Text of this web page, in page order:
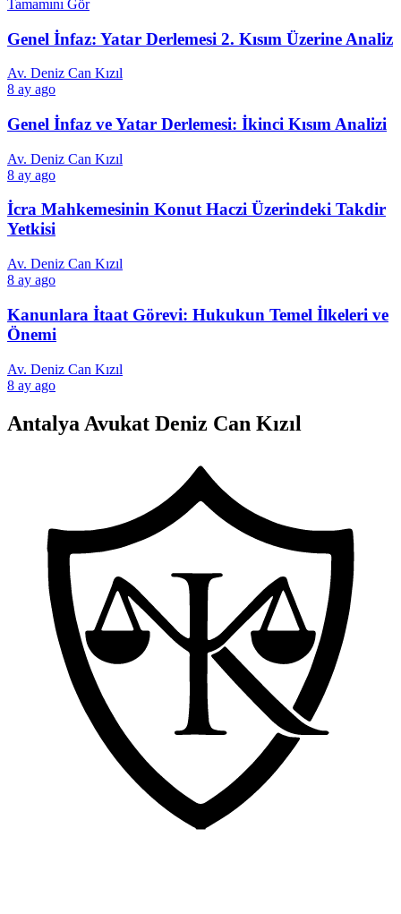
Tamamını Gör
Genel İnfaz: Yatar Derlemesi 2. Kısım Üzerine Analiz
Av. Deniz Can Kızıl
8 ay ago
Genel İnfaz ve Yatar Derlemesi: İkinci Kısım Analizi
Av. Deniz Can Kızıl
8 ay ago
İcra Mahkemesinin Konut Haczi Üzerindeki Takdir
Yetkisi
Av. Deniz Can Kızıl
8 ay ago
Kanunlara İtaat Görevi: Hukukun Temel İlkeleri ve
Önemi
Av. Deniz Can Kızıl
8 ay ago
Antalya Avukat Deniz Can Kızıl